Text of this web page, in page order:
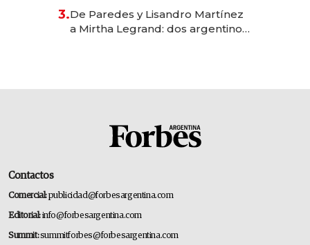
las marcas "fast premium"
3.De Paredes y Lisandro Martínez
a Mirtha Legrand: dos argentinos
Contactos
Comercial:publicidad@forbesargentina.com
Editorial:info@forbesargentina.com
Summit:summitforbes@forbesargentina.com